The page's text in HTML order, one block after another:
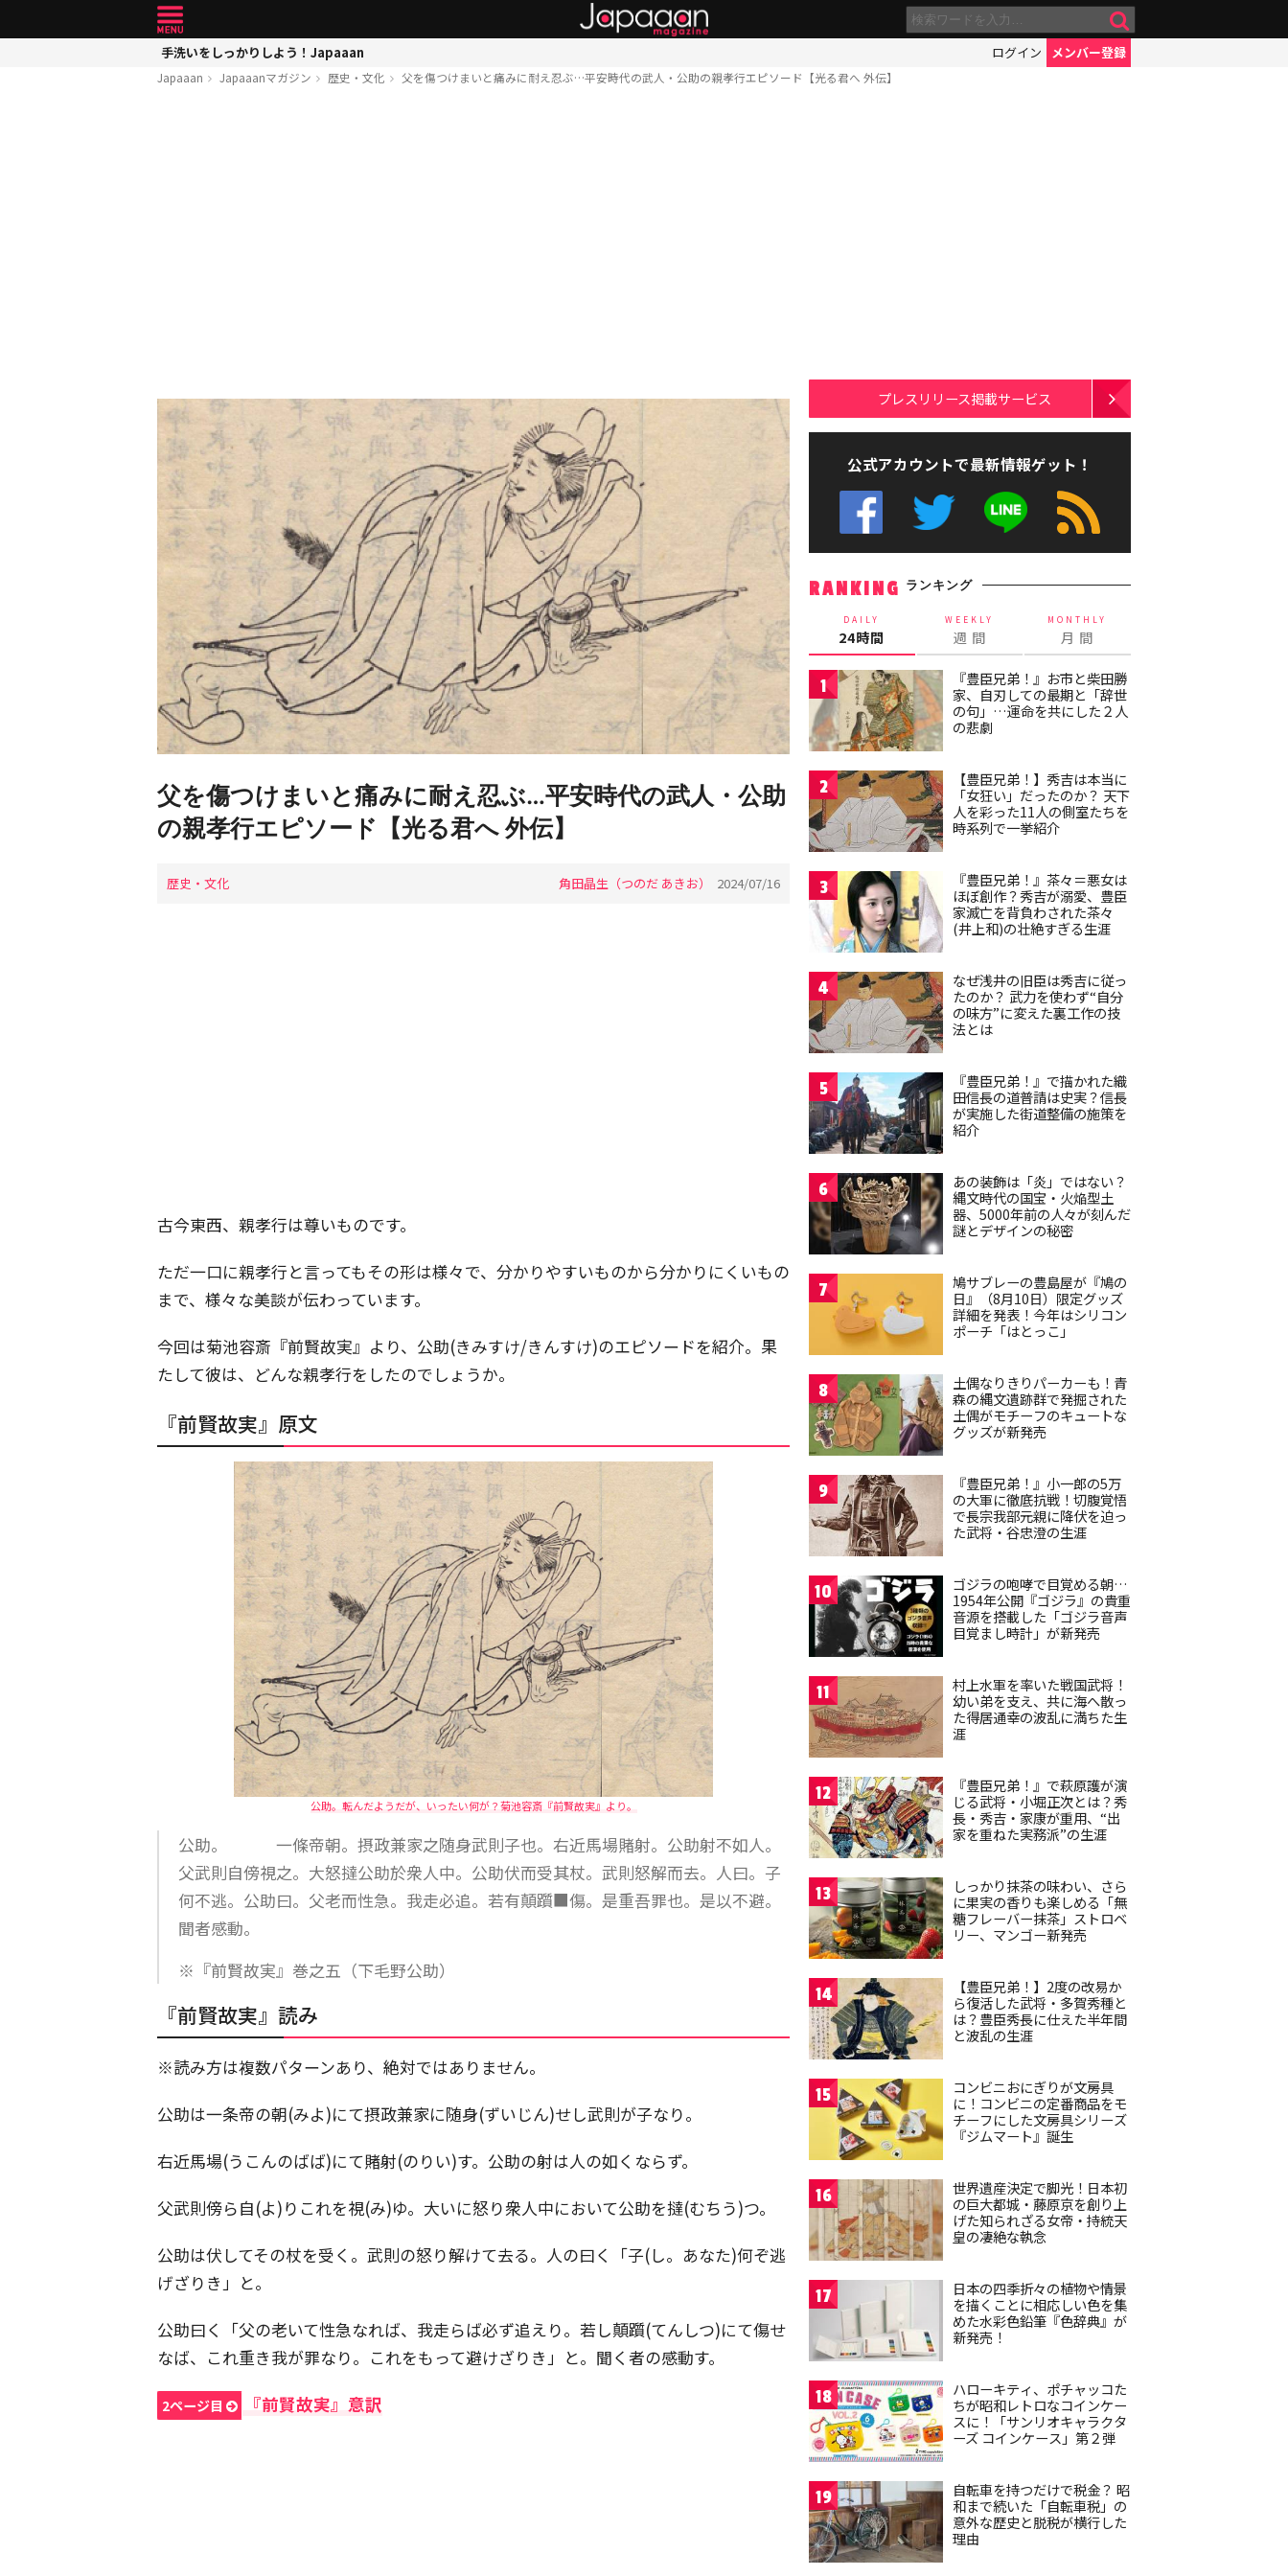
手洗いをしっかりしよう！Japaaan ログイン メンバー登録
Japaaan Japaaanマガジン 歴史・文化 父を傷つけまいと痛みに耐え忍ぶ…平安時代の武人・公助の親孝行エピソード【光る君へ 外伝】
父を傷つけまいと痛みに耐え忍ぶ…平安時代の武人・公助
の親孝行エピソード【光る君へ 外伝】
歴史・文化 角田晶生（つのだ あきお） 2024/07/16
古今東西、親孝行は尊いものです。
ただ一口に親孝行と言ってもその形は様々で、分かりやすいものから分かりにくいもの
まで、様々な美談が伝わっています。
今回は菊池容斎『前賢故実』より、公助(きみすけ/きんすけ)のエピソードを紹介。果
たして彼は、どんな親孝行をしたのでしょうか。
『前賢故実』原文
公助。転んだようだが、いったい何が？菊池容斎『前賢故実』より。
公助。 一條帝朝。摂政兼家之随身武則子也。右近馬場賭射。公助射不如人。
父武則自傍視之。大怒撻公助於衆人中。公助伏而受其杖。武則怒解而去。人曰。子
何不逃。公助曰。父老而性急。我走必追。若有顛躓■傷。是重吾罪也。是以不避。
聞者感動。
※『前賢故実』巻之五（下毛野公助）
『前賢故実』読み
※読み方は複数パターンあり、絶対ではありません。
公助は一条帝の朝(みよ)にて摂政兼家に随身(ずいじん)せし武則が子なり。
右近馬場(うこんのばば)にて賭射(のりい)す。公助の射は人の如くならず。
父武則傍ら自(よ)りこれを視(み)ゆ。大いに怒り衆人中において公助を撻(むちう)つ。
公助は伏してその杖を受く。武則の怒り解けて去る。人の曰く「子(し。あなた)何ぞ逃
げざりき」と。
公助曰く「父の老いて性急なれば、我走らば必ず追えり。若し顛躓(てんしつ)にて傷せ
なば、これ重き我が罪なり。これをもって避けざりき」と。聞く者の感動す。
2ページ目 『前賢故実』意訳
プレスリリース掲載サービス
公式アカウントで最新情報ゲット！
RANKING ランキング
DAILY
24時間
WEEKLY
週 間
MONTHLY
月 間
1
『豊臣兄弟！』お市と柴田勝
家、自刃しての最期と「辞世
の句」…運命を共にした２人
の悲劇
2
【豊臣兄弟！】秀吉は本当に
「女狂い」だったのか？ 天下
人を彩った11人の側室たちを
時系列で一挙紹介
3
『豊臣兄弟！』茶々＝悪女は
ほぼ創作？秀吉が溺愛、豊臣
家滅亡を背負わされた茶々
(井上和)の壮絶すぎる生涯
4
なぜ浅井の旧臣は秀吉に従っ
たのか？ 武力を使わず“自分
の味方”に変えた裏工作の技
法とは
5
『豊臣兄弟！』で描かれた織
田信長の道普請は史実？信長
が実施した街道整備の施策を
紹介
6
あの装飾は「炎」ではない？
縄文時代の国宝・火焔型土
器、5000年前の人々が刻んだ
謎とデザインの秘密
7
鳩サブレーの豊島屋が『鳩の
日』（8月10日）限定グッズ
詳細を発表！今年はシリコン
ポーチ「はとっこ」
8
土偶なりきりパーカーも！青
森の縄文遺跡群で発掘された
土偶がモチーフのキュートな
グッズが新発売
9
『豊臣兄弟！』小一郎の5万
の大軍に徹底抗戦！切腹覚悟
で長宗我部元親に降伏を迫っ
た武将・谷忠澄の生涯
10
ゴジラの咆哮で目覚める朝…
1954年公開『ゴジラ』の貴重
音源を搭載した「ゴジラ音声
目覚まし時計」が新発売
11
村上水軍を率いた戦国武将！
幼い弟を支え、共に海へ散っ
た得居通幸の波乱に満ちた生
涯
12
『豊臣兄弟！』で萩原護が演
じる武将・小堀正次とは？秀
長・秀吉・家康が重用、“出
家を重ねた実務派”の生涯
13
しっかり抹茶の味わい、さら
に果実の香りも楽しめる「無
糖フレーバー抹茶」ストロベ
リー、マンゴー新発売
14
【豊臣兄弟！】2度の改易か
ら復活した武将・多賀秀種と
は？豊臣秀長に仕えた半年間
と波乱の生涯
15
コンビニおにぎりが文房具
に！コンビニの定番商品をモ
チーフにした文房具シリーズ
『ジムマート』誕生
16
世界遺産決定で脚光！日本初
の巨大都城・藤原京を創り上
げた知られざる女帝・持統天
皇の凄絶な執念
17
日本の四季折々の植物や情景
を描くことに相応しい色を集
めた水彩色鉛筆『色辞典』が
新発売！
18
ハローキティ、ポチャッコた
ちが昭和レトロなコインケー
スに！「サンリオキャラクタ
ーズ コインケース」第２弾
19
自転車を持つだけで税金？ 昭
和まで続いた「自転車税」の
意外な歴史と脱税が横行した
理由